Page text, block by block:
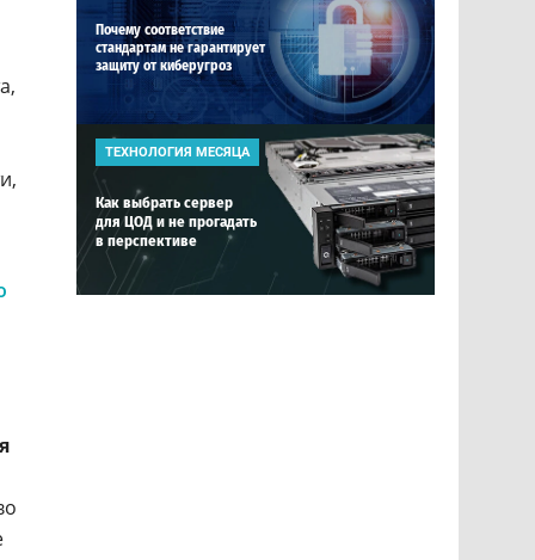
,
Почему соответствие
стандартам не гарантирует
защиту от киберугроз
ТЕХНОЛОГИЯ МЕСЯЦА
Как выбрать сервер
для ЦОД и не прогадать
в перспективе